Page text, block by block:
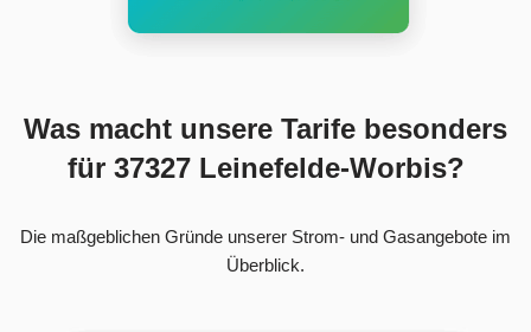
Was macht unsere Tarife besonders
für 37327 Leinefelde-Worbis?
Die maßgeblichen Gründe unserer Strom- und Gasangebote im
Überblick.